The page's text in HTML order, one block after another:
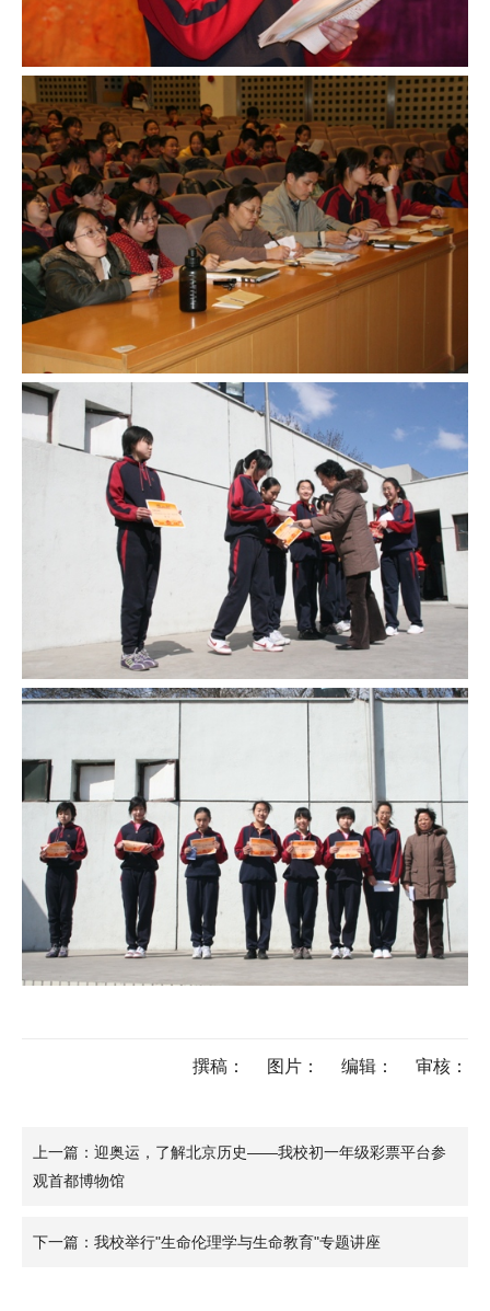
撰稿： 图片： 编辑： 审核：
上一篇：迎奥运，了解北京历史――我校初一年级彩票平台参
观首都博物馆
下一篇：我校举行"生命伦理学与生命教育"专题讲座